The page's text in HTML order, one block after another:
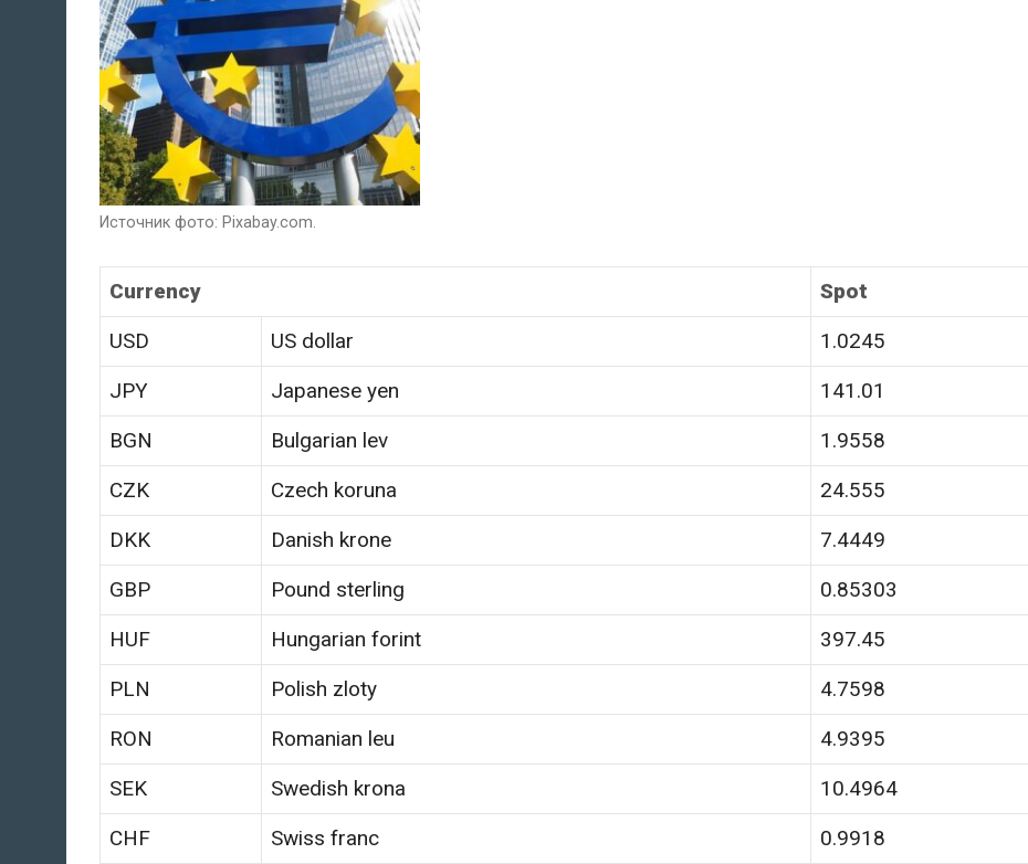
Источник фото: Pixabay.com.
Currency
Spot
USD
US dollar
1.0245
JPY
Japanese yen
141.01
BGN
Bulgarian lev
1.9558
CZK
Czech koruna
24.555
DKK
Danish krone
7.4449
GBP
Pound sterling
0.85303
HUF
Hungarian forint
397.45
PLN
Polish zloty
4.7598
RON
Romanian leu
4.9395
SEK
Swedish krona
10.4964
CHF
Swiss franc
0.9918